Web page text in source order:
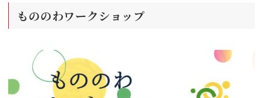
もののわワークショップ